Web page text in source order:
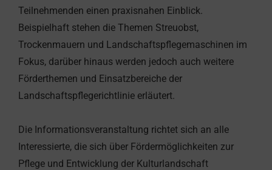
Teilnehmenden einen praxisnahen Einblick.
Beispielhaft stehen die Themen Streuobst,
Trockenmauern und Landschaftspflegemaschinen im
Fokus, darüber hinaus werden jedoch auch weitere
Förderthemen und Einsatzbereiche der
Landschaftspflegerichtlinie erläutert.
Die Informationsveranstaltung richtet sich an alle
Interessierte, die sich über Fördermöglichkeiten zur
Pflege und Entwicklung der Kulturlandschaft